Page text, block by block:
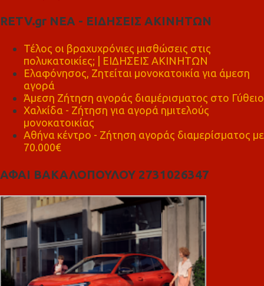
RETV.gr ΝΕΑ - ΕΙΔΗΣΕΙΣ ΑΚΙΝΗΤΩΝ
Τέλος οι βραχυχρόνιες μισθώσεις στις
πολυκατοικίες; | ΕΙΔΗΣΕΙΣ ΑΚΙΝΗΤΩΝ
Ελαφόνησος, Ζητείται μονοκατοικία για άμεση
αγορά
Άμεση Ζήτηση αγοράς διαμέρισματος στο Γύθειο
Χαλκίδα - Ζήτηση για αγορά ημιτελούς
μονοκατοικίας
Αθήνα κέντρο - Ζήτηση αγοράς διαμερίσματος με
70.000€
ΑΦΑΙ ΒΑΚΑΛΟΠΟΥΛΟΥ 2731026347